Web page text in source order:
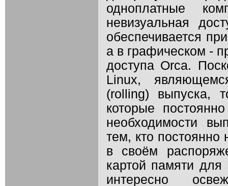
одноплатные
невизуальная
обеспечивается
а в графическом -
доступа Orca.
Linux,
(rolling) выпуска,
которые
необходимости
тем, кто постоянно
в своём
картой памяти для
интересно